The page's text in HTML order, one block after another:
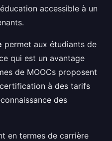
accessible à un
permet aux étudiants de
qui est un avantage
de MOOCs proposent
à des tarifs
des
en termes de carrière